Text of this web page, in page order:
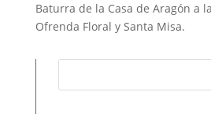
Baturra de la Casa de Aragón a
Ofrenda Floral y Santa Misa.